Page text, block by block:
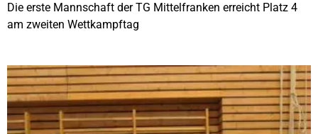
Die erste Mannschaft der TG Mittelfranken erreicht Platz 4
am zweiten Wettkampftag